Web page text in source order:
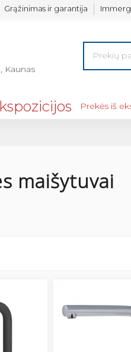
Grąžinimas ir garantija
Kaunas
Prekės iš
maišytuvai